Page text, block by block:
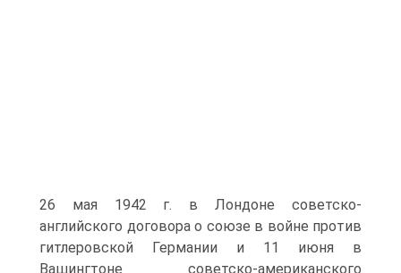
26 мая 1942 г. в Лондоне советско-
английского договора о союзе в войне против
гитлеровской Германии и 11 июня в
Вашингтоне советско-американского